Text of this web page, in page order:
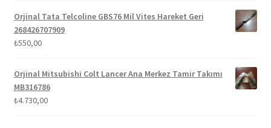
Orjinal Tata Telcoline GBS76 Mil Vites Hareket Geri
268426707909
₺550,00
Orjinal Mitsubishi Colt Lancer Ana Merkez Tamir Takımı
MB316786
₺4.730,00